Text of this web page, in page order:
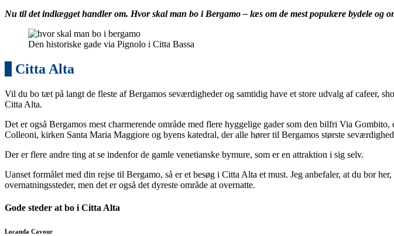
Nu til det indlægget handler om. Hvor skal man bo i Bergamo – læs om de mest populære bydele og
Den historiske gade via Pignolo i Citta Bassa
Citta Alta
Vil du bo tæt på langt de fleste af Bergamos seværdigheder og samtidig have et store udvalg af cafeer,
Citta Alta.
Det er også Bergamos mest charmerende område med flere hyggelige gader som den bilfri Via
Colleoni, kirken Santa Maria Maggiore og byens katedral, der alle hører til Bergamos største
Der er flere andre ting at se indenfor de gamle venetianske bymure, som er en attraktion i sig selv.
Uanset formålet med din rejse til Bergamo, så er et besøg i Citta Alta et must. Jeg anbefaler, at du bor
overnatningssteder, men det er også det dyreste område at overnatte.
Gode steder at bo i Citta Alta
Locanda Cavour